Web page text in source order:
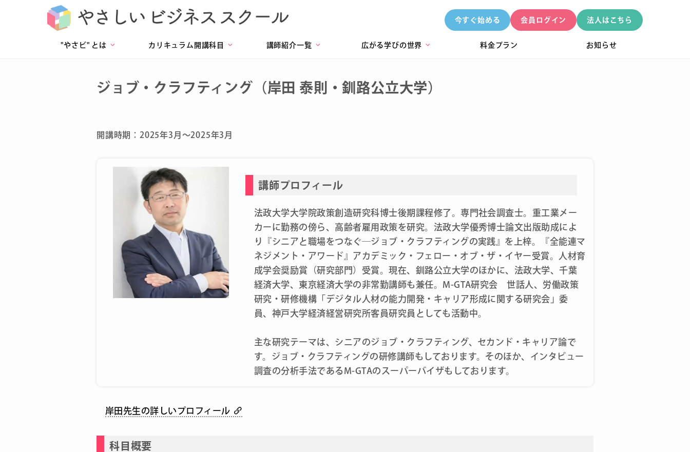
今すぐ始める 会員ログイン 法人はこちら
"やさビ" とは > カリキュラム開講科目 > 講師紹介一覧 > 広がる学びの世界 > 料金プラン お知らせ
ジョブ・クラフティング（岸田 泰則・釧路公立大学）
開講時期：2025年3月～2025年3月
講師プロフィール
法政大学大学院政策創造研究科博士後期課程修了。専門社会調査士。重工業メー
カーに勤務の傍ら、高齢者雇用政策を研究。法政大学優秀博士論文出版助成によ
り『シニアと職場をつなぐ―ジョブ・クラフティングの実践』を上梓。『全能連マ
ネジメント・アワード』アカデミック・フェロー・オブ・ザ・イヤー受賞。人材育
成学会奨励賞（研究部門）受賞。現在、釧路公立大学のほかに、法政大学、千葉
経済大学、東京経済大学の非常勤講師も兼任。M-GTA研究会 世話人、労働政策
研究・研修機構「デジタル人材の能力開発・キャリア形成に関する研究会」委
員、神戸大学経済経営研究所客員研究員としても活動中。
主な研究テーマは、シニアのジョブ・クラフティング、セカンド・キャリア論で
す。ジョブ・クラフティングの研修講師もしております。そのほか、インタビュー
調査の分析手法であるM-GTAのスーパーバイザもしております。
岸田先生の詳しいプロフィール
科目概要